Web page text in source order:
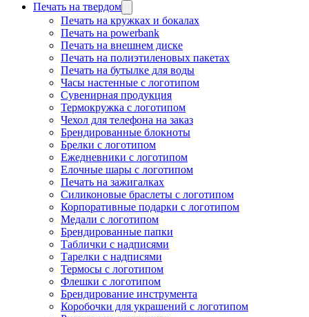
Печать на твердом
Печать на кружках и бокалах
Печать на powerbank
Печать на внешнем диске
Печать на полиэтиленовых пакетах
Печать на бутылке для воды
Часы настенные с логотипом
Сувенирная продукция
Термокружка с логотипом
Чехол для телефона на заказ
Брендированные блокноты
Брелки с логотипом
Ежедневники с логотипом
Елочные шары с логотипом
Печать на зажигалках
Силиконовые браслеты с логотипом
Корпоративные подарки с логотипом
Медали с логотипом
Брендированные папки
Таблички с надписями
Тарелки с надписями
Термосы с логотипом
Флешки с логотипом
Брендирование инструмента
Коробочки для украшений с логотипом